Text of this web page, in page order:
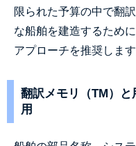
限られた予算の中で翻
な船舶を建造するため
アプローチを推奨します
翻訳メモリ（TM）
用